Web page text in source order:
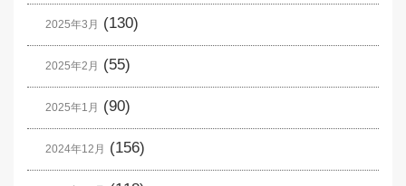
2025年3月 (130)
2025年2月 (55)
2025年1月 (90)
2024年12月 (156)